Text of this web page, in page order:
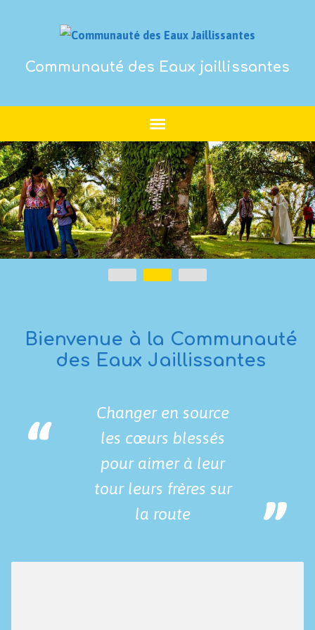
Communauté des Eaux jaillissantes
Bienvenue à la Communauté
des Eaux Jaillissantes
Changer en source
les cœurs blessés
pour aimer à leur
tour leurs frères sur
la route